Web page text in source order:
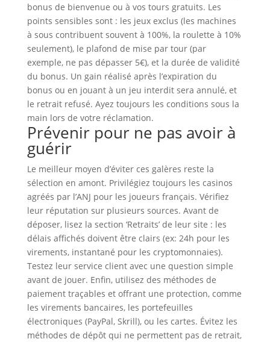
bonus de bienvenue ou à vos tours gratuits. Les
points sensibles sont : les jeux exclus (les machines
à sous contribuent souvent à 100%, la roulette à 10%
seulement), le plafond de mise par tour (par
exemple, ne pas dépasser 5€), et la durée de validité
du bonus. Un gain réalisé après l’expiration du
bonus ou en jouant à un jeu interdit sera annulé, et
le retrait refusé. Ayez toujours les conditions sous la
main lors de votre réclamation.
Prévenir pour ne pas avoir à
guérir
Le meilleur moyen d’éviter ces galères reste la
sélection en amont. Privilégiez toujours les casinos
agréés par l’ANJ pour les joueurs français. Vérifiez
leur réputation sur plusieurs sources. Avant de
déposer, lisez la section ‘Retraits’ de leur site : les
délais affichés doivent être clairs (ex: 24h pour les
virements, instantané pour les cryptomonnaies).
Testez leur service client avec une question simple
avant de jouer. Enfin, utilisez des méthodes de
paiement traçables et offrant une protection, comme
les virements bancaires, les portefeuilles
électroniques (PayPal, Skrill), ou les cartes. Évitez les
méthodes de dépôt qui ne permettent pas de retrait,